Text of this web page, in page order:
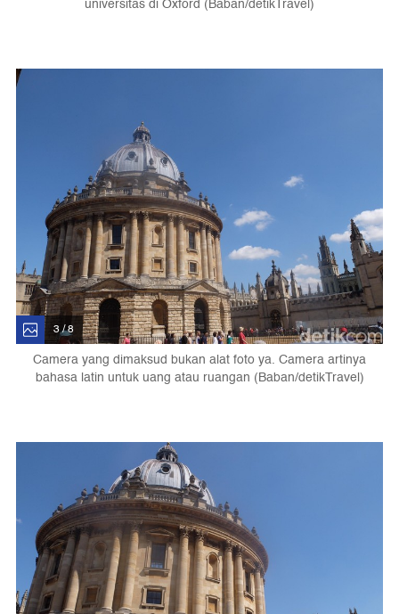
3 / 8
Camera yang dimaksud bukan alat foto ya. Camera artinya
bahasa latin untuk uang atau ruangan (Baban/detikTravel)